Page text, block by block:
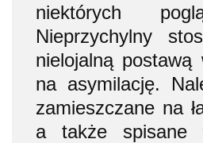
niektórych
Nieprzychylny
nielojalną
na asymilację.
zamieszczane na
a także spisane